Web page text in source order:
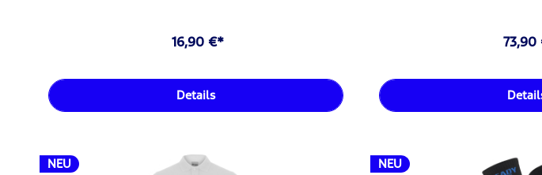
16,90 €*
Details
73,90
NEU NEU